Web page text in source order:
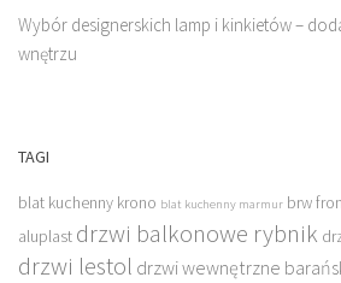
Wybór designerskich lamp i kinkietów –
wnętrzu
TAGI
blat kuchenny krono blat kuchenny marmur brw
aluplast drzwi balkonowe rybnik
drzwi lestol drzwi wewnętrzne